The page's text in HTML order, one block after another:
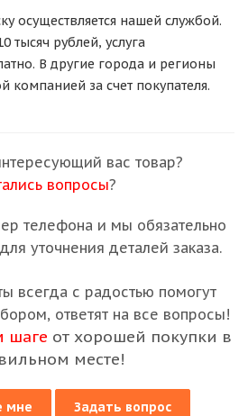
осуществляется нашей службой.
тысяч рублей, услуга
В другие города и регионы
компанией за счет покупателя.
вас товар?
вопросы?
телефона и мы обязательно
уточнения деталей заказа.
всегда с радостью помогут
ответят на все вопросы!
шаге от хорошей покупки в
месте!
мне Задать вопрос